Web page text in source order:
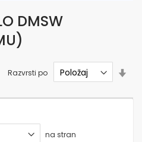
DMSW
na stran
Razvrsti po